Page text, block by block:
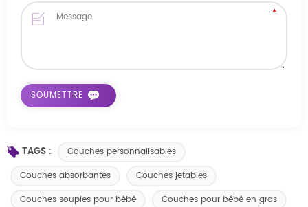
TAGS :
Couches personnalisables
Couches absorbantes
Couches jetables
Couches souples pour bébé
Couches pour bébé en gros